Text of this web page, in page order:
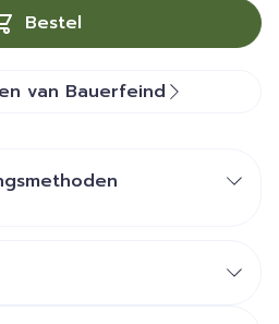
Bestel
van Bauerfeind